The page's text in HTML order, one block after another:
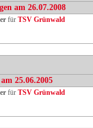
am 26.07.2008
für TSV Grünwald
25.06.2005
für TSV Grünwald